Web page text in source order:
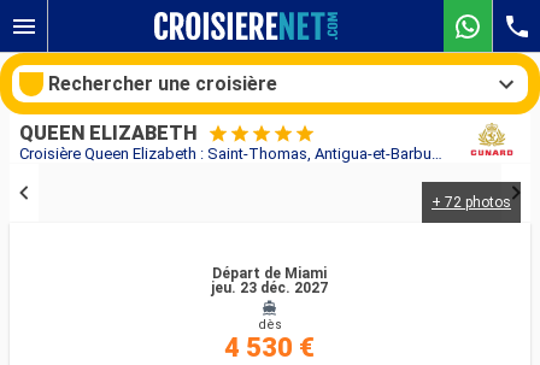
Croisière Queen Elizabeth : Saint-Thomas, Antigua-et-Barbuda, Saint Vincent-et-les-Grenadines, Barbade, Sainte-Lucie, Saint-Martin, Tortola, États-Unis, Portugal, Royaume-Uni au départ de Miami
QUEEN ELIZABETH
+ 72 photos
Départ de Miami
jeu. 23 déc. 2027
dès
4 530 €
Rechercher une croisière